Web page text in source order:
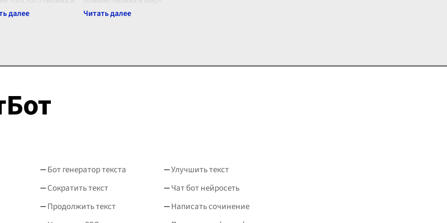
особое место
множества
Роман Льва Николаевича
Толстого "Война и мир" -
Бот генератор текста
Улучшить текст
Сократить текст
Чат бот нейросеть
Продолжить текст
Написать сочинение